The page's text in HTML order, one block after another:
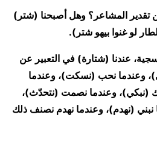
تقدير المشاعر؟ وهل أصبحنا (شتر)
لو غنوا بيهو شتر).
عندنا (شتارة) في التعبير عن
وعندما نحب (نسكت)، وعندما
(نبكي)، وعندما نصمت (نتحدّث)،
نبني (نهدم)، وعندما نهدم نصنف ذلك